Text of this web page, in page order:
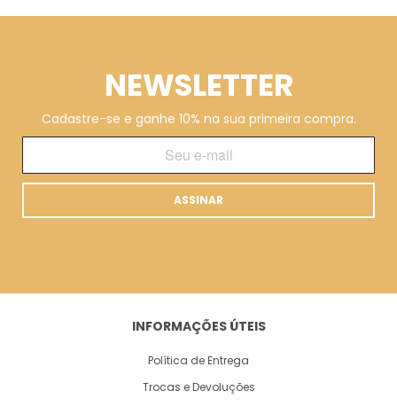
NEWSLETTER
Cadastre-se e ganhe 10% na sua primeira compra.
ASSINAR
INFORMAÇÕES ÚTEIS
Política de Entrega
Trocas e Devoluções